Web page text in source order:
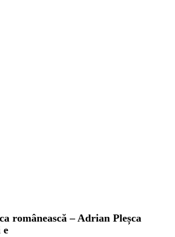
românească – Adrian Pleșca
e